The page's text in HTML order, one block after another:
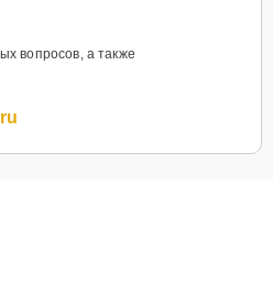
вопросов, а также